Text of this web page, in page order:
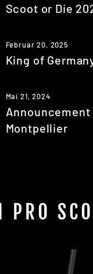
Scoot or Die
Februar 20, 2025
King of
Mai 21, 2024
Announcement
Montpellier
PRO